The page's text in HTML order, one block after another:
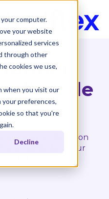
computer.
your website
services
through other
cookies we use,
when you visit our
preferences,
so that you're
Decline
l'ère de
direction
entreprise dans leur